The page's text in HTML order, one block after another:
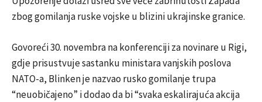
zbog gomilanja ruske vojske u blizini ukrajinske granice.
Govoreći 30. novembra na konferenciji za novinare u Rigi,
gdje prisustvuje sastanku ministara vanjskih poslova
NATO-a, Blinken je nazvao rusko gomilanje trupa
“neuobičajeno” i dodao da bi “svaka eskalirajuća akcija